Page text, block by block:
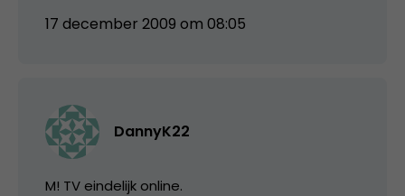
17 december 2009 om 08:05
DannyK22
M! TV eindelijk online.